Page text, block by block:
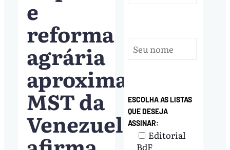
e
reforma
agrária
aproximam
MST da
Venezuela,
ESCOLHA AS LISTAS
QUE DESEJA
ASSINAR:
Editorial
BdF